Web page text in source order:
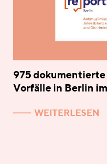
975
Vorfälle in Berlin
WEITERLESEN